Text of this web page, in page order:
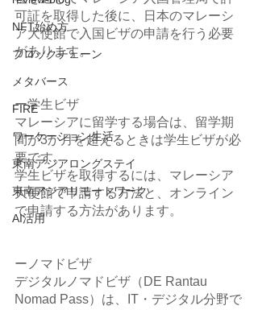
NFT始め方
ブロックチェーン
メタバース
FIRE
ワーケーション生活
東南アジアロングステイ
東南アジアリモートワーク
AI活用
可証を取得した後に、日本のマレーシ
ア大使館で入国ビザの申請を行う必要
があります。
ー学生ビザ
マレーシアに留学する場合は、留学期
間が3か月を超えるときは学生ビザが必
要です。
学生ビザを取得するには、マレーシア
大使館で申請する方法と、オンライン
で申請する方法があります。
ーノマドビザ
デジタルノマドビザ（DE Rantau
Nomad Pass）は、IT・デジタル分野で